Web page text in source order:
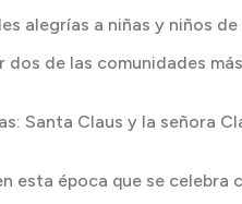
alegrías a niñas y niños
de las comunidades
Santa Claus y la señora
esta época que se celebra